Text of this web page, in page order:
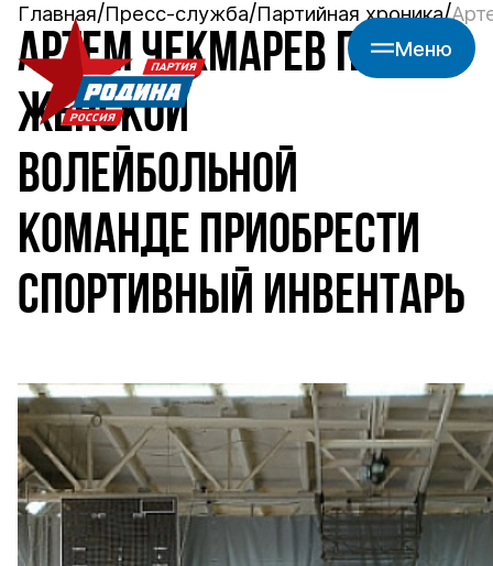
Меню
Главная Пресс-служба Партийная хроника
АРТЕМ ЧЕКМАРЕВ ПОМОГ
ЖЕНСКОЙ
ВОЛЕЙБОЛЬНОЙ
КОМАНДЕ ПРИОБРЕСТИ
СПОРТИВНЫЙ ИНВЕНТАРЬ